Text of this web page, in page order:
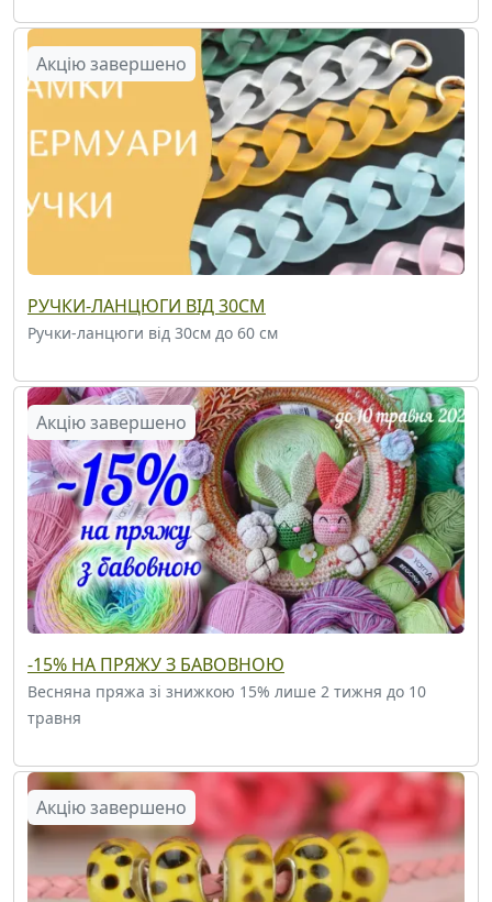
Акцію завершено
РУЧКИ-ЛАНЦЮГИ ВІД 30СМ
Ручки-ланцюги від 30см до 60 см
Акцію завершено
-15% НА ПРЯЖУ З БАВОВНОЮ
Весняна пряжа зі знижкою 15% лише 2 тижня до 10
травня
Акцію завершено